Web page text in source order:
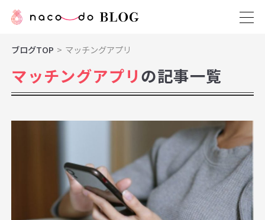
ブログTOP マッチングアプリ
マッチングアプリの記事一覧